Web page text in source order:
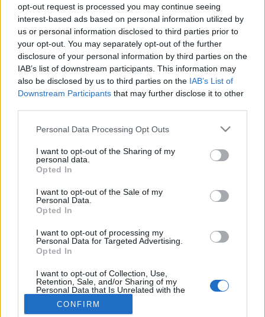
opt-out request is processed you may continue seeing
interest-based ads based on personal information utilized by
us or personal information disclosed to third parties prior to
your opt-out. You may separately opt-out of the further
disclosure of your personal information by third parties on the
IAB’s list of downstream participants. This information may
also be disclosed by us to third parties on the IAB’s List of
Downstream Participants that may further disclose it to other
Please note that this website/app uses one or more Google
not limited to your visit or usage behaviour. You may click to
grant or deny consent to Google and its third-party tags to
use your data for below specified purposes in below Google
consent section.
Personal Data Processing Opt Outs
I want to opt-out of the Sharing of my
personal data.
Opted In
I want to opt-out of the Sale of my
Personal Data.
Opted In
I want to opt-out of processing my
Personal Data for Targeted Advertising.
Opted In
I want to opt-out of Collection, Use,
Retention, Sale, and/or Sharing of my
Personal Data that Is Unrelated with the
Purposes for which it was collected.
Opted Out
CONFIRM
#allergia #influenza#cukorbetegség
#orvosmeteorológia#vérnyomás#stroke#rákbetegség
#pajzsmirigy#reflux#ekcéma#herpesz
Regisztráció
Viselkedés